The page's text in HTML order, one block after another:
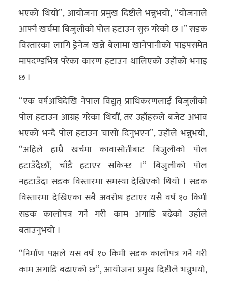
रोचक
अन्य
क्लिक
विशेष
राशिफल
फोटो
ग्यालरी
भिडियो
भएको थियो”, आयोजना प्रमुख दिष्टीले भन्नुभयो, “योजनाले
आफ्नै खर्चमा बिजुलीको पोल हटाउन सुरु गरेको छ ।” सडक
विस्तारका लागि ड्रेनेज खन्ने बेलामा खानेपानीको पाइपसमेत
मापदण्डभित्र परेका कारण हटाउन थालिएको उहाँको भनाइ
छ ।
“एक वर्षअघिदेखि नेपाल विद्युत् प्राधिकरणलाई बिजुलीको
पोल हटाउन आग्रह गरेका थियौँ, तर उहाँहरुले बजेट अभाव
भएको भन्दै पोल हटाउन चासो दिनुभएन”, उहाँले भन्नुभयो,
“अहिले हाम्रै खर्चमा कावासोतीबाट बिजुलीको पोल
हटाउँदैछौँ, चाँडै हटाएर सकिन्छ ।” बिजुलीको पोल
नहटाउँदा सडक विस्तारमा समस्या देखिएको थियो । सडक
विस्तारमा देखिएका सबै अवरोध हटाएर यसै वर्ष १० किमी
सडक कालोपत्र गर्ने गरी काम अगाडि बढेको उहाँले
बताउनुभयो ।
“निर्माण पक्षले यस वर्ष १० किमी सडक कालोपत्र गर्ने गरी
काम अगाडि बढाएको छ”, आयोजना प्रमुख दिष्टीले भन्नुभयो,